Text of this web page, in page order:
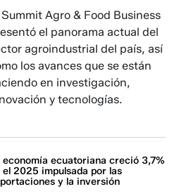
Summit Agro & Food Business
el panorama actual del
agroindustrial del país, así
los avances que se están
en investigación,
y tecnologías.
economía ecuatoriana creció 3,7%
el 2025 impulsada por las
y la inversión